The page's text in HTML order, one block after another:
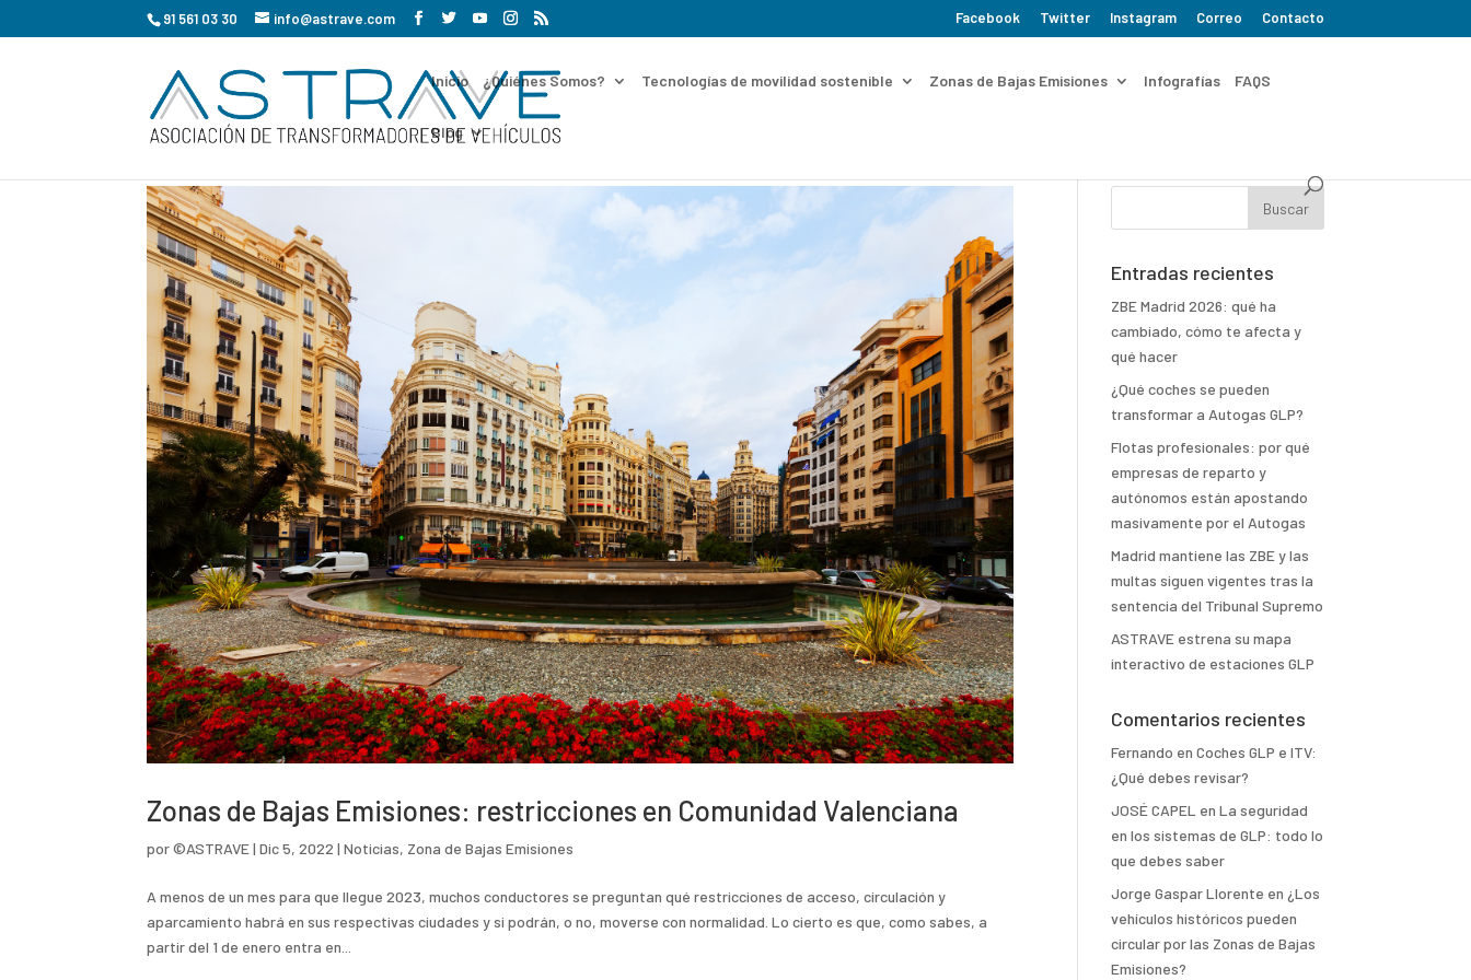
91 561 03 30 info@astrave.com Facebook Twitter Instagram Correo Contacto
Inicio ¿Quiénes Somos? Tecnologías de movilidad sostenible Zonas de Bajas Emisiones Infografías FAQS
Blog
Zonas de Bajas Emisiones: restricciones en Comunidad Valenciana
por©ASTRAVE|Dic 5, 2022 |Noticias, Zona de Bajas Emisiones
A menos de un mes para que llegue 2023, muchos conductores se preguntan qué restricciones de acceso, circulación y
aparcamiento habrá en sus respectivas ciudades y si podrán, o no, moverse con normalidad. Lo cierto es que, como sabes, a
partir del 1 de enero entra en...
Entradas recientes
ZBE Madrid 2026: qué ha
cambiado, cómo te afecta y
qué hacer
¿Qué coches se pueden
transformar a Autogas GLP?
Flotas profesionales: por qué
empresas de reparto y
autónomos están apostando
masivamente por el Autogas
Madrid mantiene las ZBE y las
multas siguen vigentes tras la
sentencia del Tribunal Supremo
ASTRAVE estrena su mapa
interactivo de estaciones GLP
Comentarios recientes
Fernando enCoches GLP e ITV:
¿Qué debes revisar?
JOSÉ CAPEL enLa seguridad
en los sistemas de GLP: todo lo
que debes saber
Jorge Gaspar Llorente en ¿Los
vehículos históricos pueden
circular por las Zonas de Bajas
Emisiones?